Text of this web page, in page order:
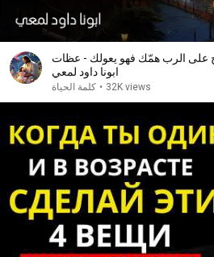
على الرب همّك فهو يعولك - عظات
ابونا داود لمعي
كلمة الحياة • 32K views